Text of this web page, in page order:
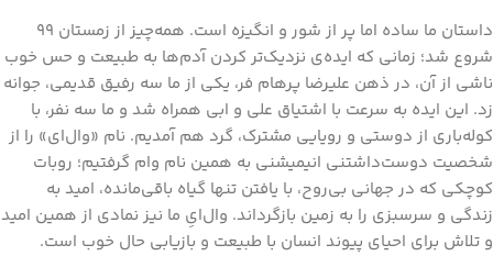
داستان ما ساده اما پر از شور و انگیزه است. همه‌چیز از زمستان ۹۹
شروع شد؛ زمانی که ایده‌ی نزدیک‌تر کردن آدم‌ها به طبیعت و حس خوب
ناشی از آن، در ذهن علیرضا پرهام فر، یکی از ما سه رفیق قدیمی، جوانه
زد. این ایده به سرعت با اشتیاق علی و ابی همراه شد و ما سه نفر، با
کوله‌باری از دوستی و رویایی مشترک، گرد هم آمدیم. نام «وال‌ای» را از
شخصیت دوست‌داشتنی انیمیشنی به همین نام وام گرفتیم؛ روبات
کوچکی که در جهانی بی‌روح، با یافتن تنها گیاه باقی‌مانده، امید به
زندگی و سرسبزی را به زمین بازگرداند. وال‌ایِ ما نیز نمادی از همین امید
و تلاش برای احیای پیوند انسان با طبیعت و بازیابی حال خوب است.